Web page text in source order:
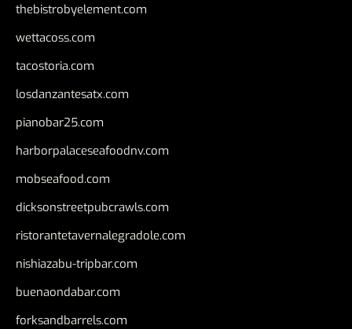
thebistrobyelement.com
wettacoss.com
tacostoria.com
losdanzantesatx.com
pianobar25.com
harborpalaceseafoodnv.com
mobseafood.com
dicksonstreetpubcrawls.com
ristorantetavernalegradole.com
nishiazabu-tripbar.com
buenaondabar.com
forksandbarrels.com